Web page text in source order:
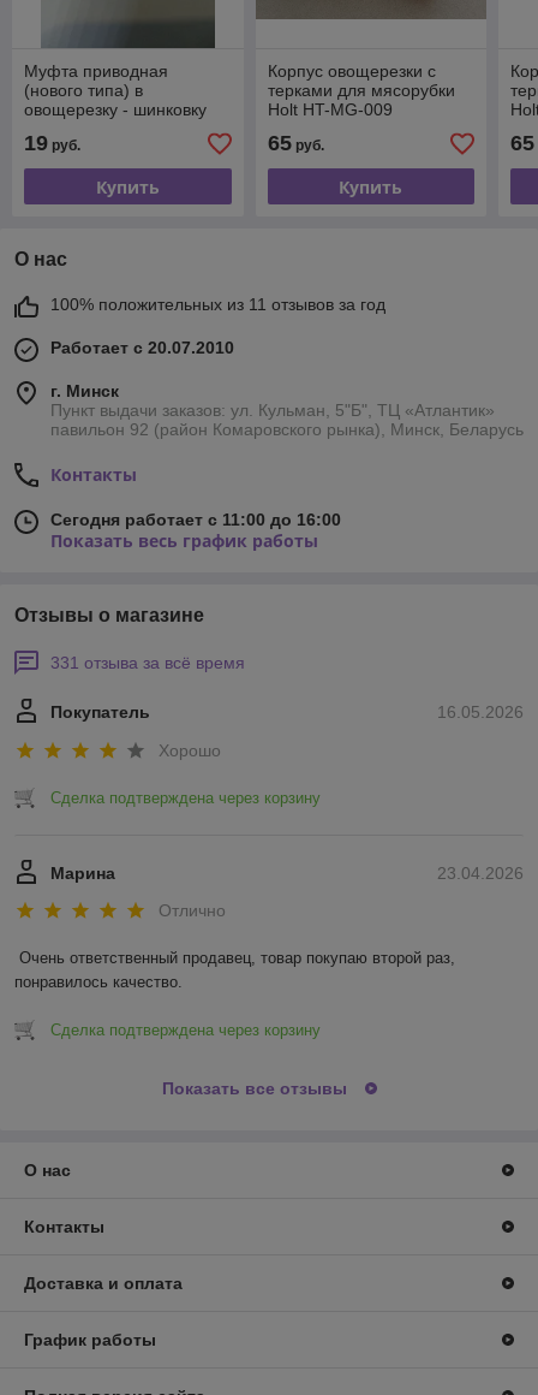
Муфта приводная
(нового типа) в
овощерезку - шинковку
19 руб.
Купить
Корпус овощерезки с
терками для мясорубки
Holt HT-MG-009
65руб.
Купить
65
О нас
100% положительных из 11 отзывов за год
Работает с 20.07.2010
г. Минск
Пункт выдачи заказов: ул. Кульман, 5"Б", ТЦ «Атлантик»
павильон 92 (район Комаровского рынка), Минск, Беларусь
Контакты
Сегодня работает с 11:00 до 16:00
Показать весь график работы
Отзывы о магазине
331 отзыва за всё время
16.05.2026
Покупатель
Хорошо
Сделка подтверждена через корзину
23.04.2026
Марина
Отлично
Очень ответственный продавец, товар покупаю второй раз,
понравилось качество.
Сделка подтверждена через корзину
Показать все отзывы
О нас
Контакты
Доставка и оплата
График работы